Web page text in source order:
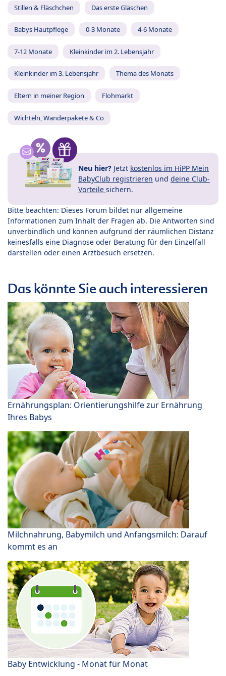
Stillen & Fläschchen Das erste Gläschen
Babys Hautpflege 0-3 Monate 4-6 Monate
7-12 Monate Kleinkinder im 2. Lebensjahr
Kleinkinder im 3. Lebensjahr Thema des Monats
Eltern in meiner Region Flohmarkt
Wichteln, Wanderpakete & Co
Neu hier? Jetzt kostenlos im HiPP Mein
BabyClub registrieren und deine Club-
Vorteile sichern.
Bitte beachten: Dieses Forum bildet nur allgemeine
Informationen zum Inhalt der Fragen ab. Die Antworten sind
unverbindlich und können aufgrund der räumlichen Distanz
keinesfalls eine Diagnose oder Beratung für den Einzelfall
darstellen oder einen Arztbesuch ersetzen.
Das könnte Sie auch interessieren
Ernährungsplan: Orientierungshilfe zur Ernährung
Ihres Babys
Milchnahrung, Babymilch und Anfangsmilch: Darauf
kommt es an
Baby Entwicklung - Monat für Monat